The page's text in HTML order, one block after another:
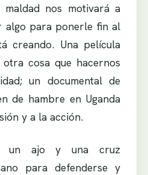
nos motivará a
algo para ponerle fin al
creando. Una película
cosa que hacernos
un documental de
de hambre en Uganda
y a la acción.
un ajo y una cruz
para defenderse y